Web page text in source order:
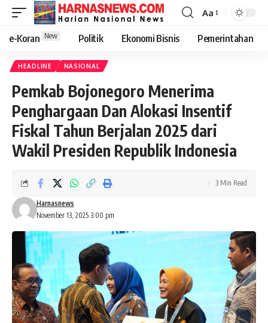
Aa
e-Koran New Politik Ekonomi Bisnis Pemerintahan
HEADLINE NASIONAL
Pemkab Bojonegoro Menerima
Penghargaan Dan Alokasi Insentif
Fiskal Tahun Berjalan 2025 dari
Wakil Presiden Republik Indonesia
November 13, 2025 3:00 pm
Harnasnews
3 Min Read